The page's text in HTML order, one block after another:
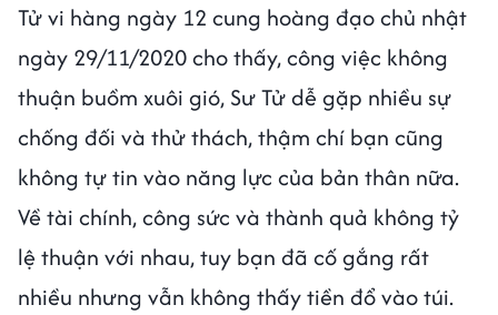
Tử vi hàng ngày 12 cung hoàng đạo chủ nhật
ngày 29/11/2020 cho thấy, công việc không
thuận buồm xuôi gió, Sư Tử dễ gặp nhiều sự
chống đối và thử thách, thậm chí bạn cũng
không tự tin vào năng lực của bản thân nữa.
Về tài chính, công sức và thành quả không tỷ
lệ thuận với nhau, tuy bạn đã cố gắng rất
nhiều nhưng vẫn không thấy tiền đổ vào túi.